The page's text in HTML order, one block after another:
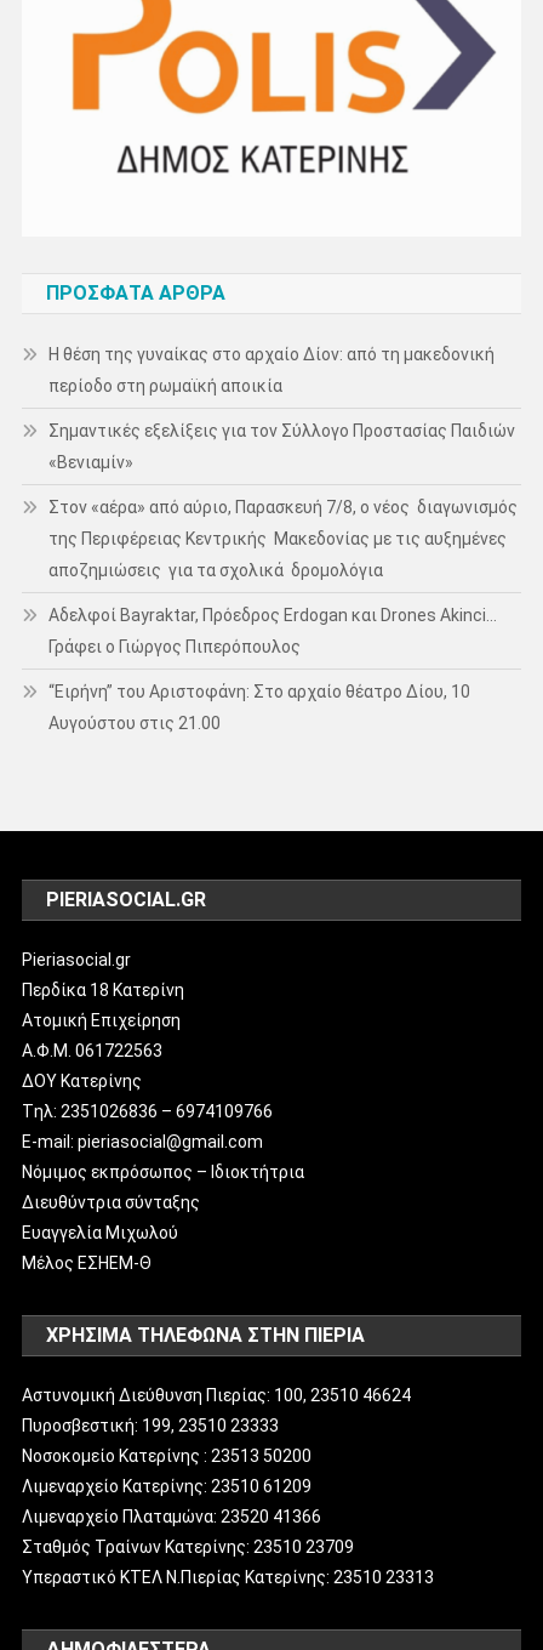
ΠΡΌΣΦΑΤΑ ΆΡΘΡΑ
Η θέση της γυναίκας στο αρχαίο Δίον: από τη μακεδονική
περίοδο στη ρωμαϊκή αποικία
Σημαντικές εξελίξεις για τον Σύλλογο Προστασίας Παιδιών
«Βενιαμίν»
Στον «αέρα» από αύριο, Παρασκευή 7/8, ο νέος διαγωνισμός
της Περιφέρειας Κεντρικής Μακεδονίας με τις αυξημένες
αποζημιώσεις για τα σχολικά δρομολόγια
Αδελφοί Bayraktar, Πρόεδρος Erdogan και Drones Akinci…
Γράφει ο Γιώργος Πιπερόπουλος
“Ειρήνη” του Αριστοφάνη: Στο αρχαίο θέατρο Δίου, 10
Αυγούστου στις 21.00
PIERIASOCIAL.GR
Pieriasocial.gr
Περδίκα 18 Κατερίνη
Ατομική Επιχείρηση
Α.Φ.Μ. 061722563
ΔΟΥ Κατερίνης
Tηλ: 2351026836 – 6974109766
E-mail: pieriasocial@gmail.com
Νόμιμος εκπρόσωπος – Ιδιοκτήτρια
Διευθύντρια σύνταξης
Ευαγγελία Μιχωλού
Μέλος ΕΣΗΕΜ-Θ
ΧΡΗΣΙΜΑ ΤΗΛΕΦΩΝΑ ΣΤΗΝ ΠΙΕΡΙΑ
Αστυνομική Διεύθυνση Πιερίας: 100, 23510 46624
Πυροσβεστική: 199, 23510 23333
Νοσοκομείο Κατερίνης : 23513 50200
Λιμεναρχείο Κατερίνης: 23510 61209
Λιμεναρχείο Πλαταμώνα: 23520 41366
Σταθμός Τραίνων Κατερίνης: 23510 23709
Υπεραστικό ΚΤΕΛ Ν.Πιερίας Κατερίνης: 23510 23313